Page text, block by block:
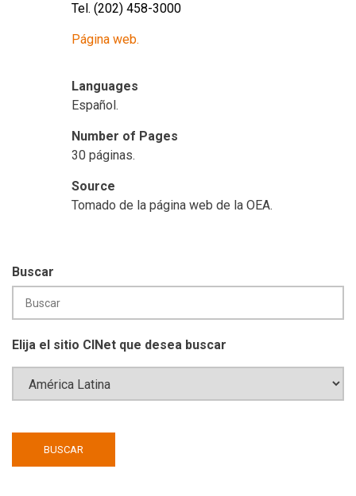
Tel. (202) 458-3000
Página web.
Languages
Español.
Number of Pages
30 páginas.
Source
Tomado de la página web de la OEA.
Buscar
Elija el sitio CINet que desea buscar